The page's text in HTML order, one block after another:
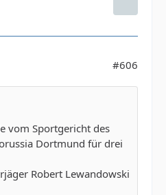
#606
vom Sportgericht des
Dortmund für drei
Robert Lewandowski